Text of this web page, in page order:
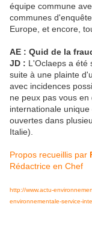
équipe commune
communes
Europe, et encore,
AE : Quid de la
JD : L'Oclaeps a été
suite à une plainte
avec incidences
ne peux pas vous
internationale
ouvertes dans
Italie).
Propos recueillis par
Rédactrice en Chef
http://www.actu-
environnementale-service-